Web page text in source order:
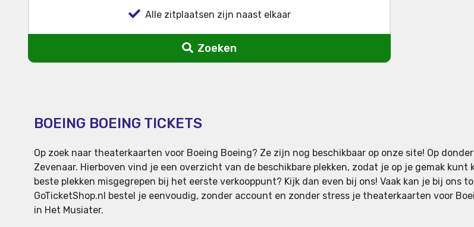
Alle zitplaatsen zijn naast elkaar
Zoeken
BOEING BOEING TICKETS
Op zoek naar theaterkaarten voor Boeing Boeing? Ze zijn nog beschikbaar op onze site! Op
Zevenaar. Hierboven vind je een overzicht van de beschikbare plekken, zodat je op je gemak
beste plekken misgegrepen bij het eerste verkooppunt? Kijk dan even bij ons! Vaak kan je bij
GoTicketShop.nl bestel je eenvoudig, zonder account en zonder stress je theaterkaarten voor
in Het Musiater.